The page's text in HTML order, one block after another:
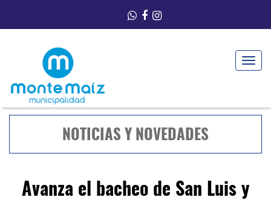
Toggle
NOTICIAS Y NOVEDADES
Avanza el bacheo de San Luis y